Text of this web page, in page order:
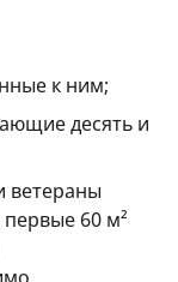
к ним;
десять и
ветераны
60 м²